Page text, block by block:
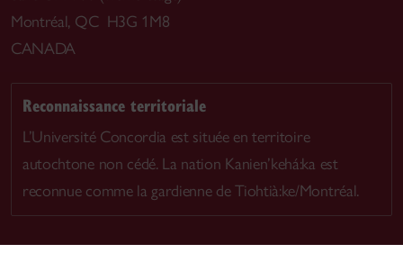
Montréal, QC H3G 1M8
CANADA
Reconnaissance territoriale
L’Université Concordia est située en territoire
autochtone non cédé. La nation Kanien’kehá:ka est
reconnue comme la gardienne de Tiohtià:ke/Montréal.